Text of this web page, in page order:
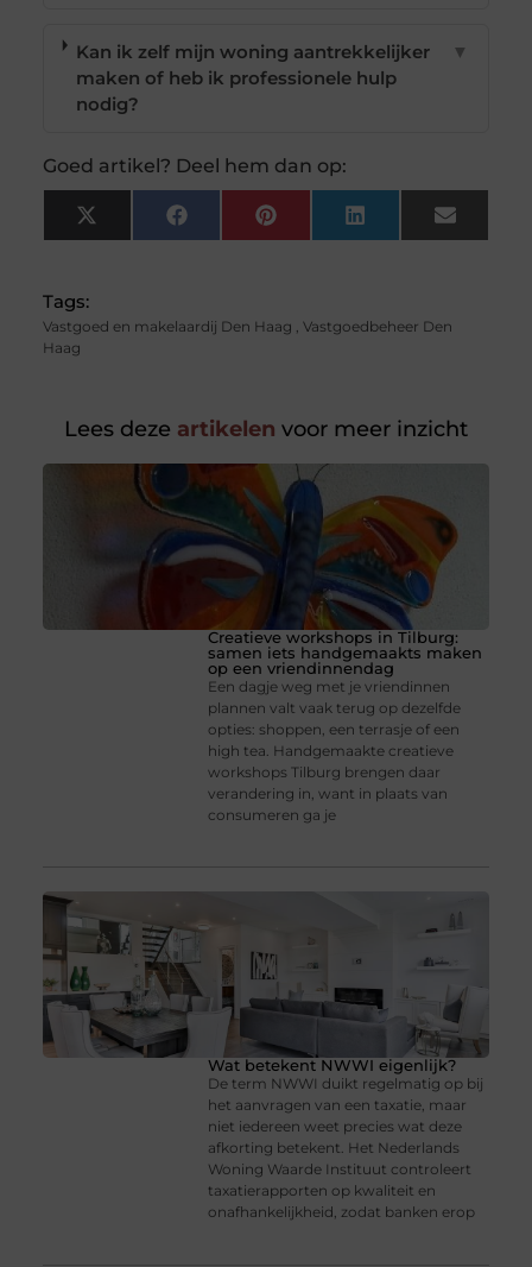
Kan ik zelf mijn woning aantrekkelijker
maken of heb ik professionele hulp
nodig?
▼
Goed artikel? Deel hem dan op:
X
(Twitter)
FacebookPinterest LinkedIn Email
Tags:
Vastgoed en makelaardij Den Haag , Vastgoedbeheer Den
Haag
Lees deze artikelen voor meer inzicht
Creatieve workshops in Tilburg:
samen iets handgemaakts maken
op een vriendinnendag
Een dagje weg met je vriendinnen
plannen valt vaak terug op dezelfde
opties: shoppen, een terrasje of een
high tea. Handgemaakte creatieve
workshops Tilburg brengen daar
verandering in, want in plaats van
consumeren ga je
Wat betekent NWWI eigenlijk?
De term NWWI duikt regelmatig op bij
het aanvragen van een taxatie, maar
niet iedereen weet precies wat deze
afkorting betekent. Het Nederlands
Woning Waarde Instituut controleert
taxatierapporten op kwaliteit en
onafhankelijkheid, zodat banken erop